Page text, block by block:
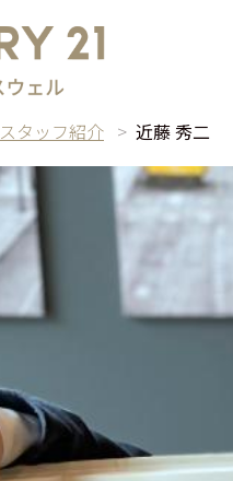
スタッフ紹介 近藤 秀二